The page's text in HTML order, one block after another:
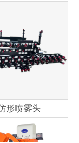
形喷雾头